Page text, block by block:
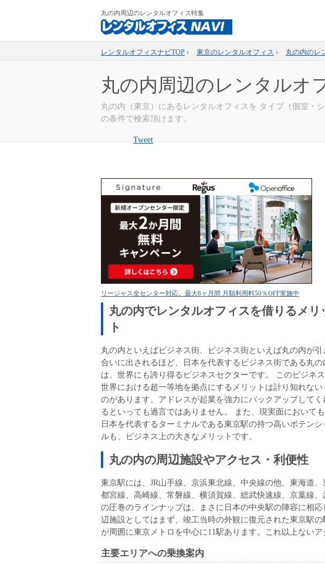
丸の内周辺のレンタルオフィス特集
レンタルオフィスナビTOP › 東京のレンタルオフィス › 丸の内のレ
丸の内周辺のレンタルオ
丸の内（東京）にあるレンタルオフィスを タイプ（個室・
の条件で検索頂けます。
Tweet
リージャス全センター対応。最大8ヶ月間 月額利用料50％OFF実施中
丸の内でレンタルオフィスを借りるメリ
ト
丸の内といえばビジネス街、ビジネス街といえば丸の内が引
合いに出されるほど、日本を代表するビジネス街である丸の
は、世界にも誇り得るビジネスセクターです。 このビジネ
世界における超一等地を拠点にするメリットは計り知れない
のがあります。アドレスが起業を強力にバックアップしてく
るといっても過言ではありません。 また、現実面においても
日本を代表するターミナルである東京駅の持つ高いポテンシ
ルも、ビジネス上の大きなメリットです。
丸の内の周辺施設やアクセス・利便性
東京駅には、JR山手線、京浜東北線、中央線の他、東海道
都宮線、高崎線、常磐線、横須賀線、総武快速線、京葉線
の圧巻のラインナップは、まさに日本の中央駅の陣容に相
辺施設としてはまず、竣工当時の外観に復元された東京駅
が周囲に東京メトロを中心に11駅あります。これ以上ないア
主要エリアへの乗換案内